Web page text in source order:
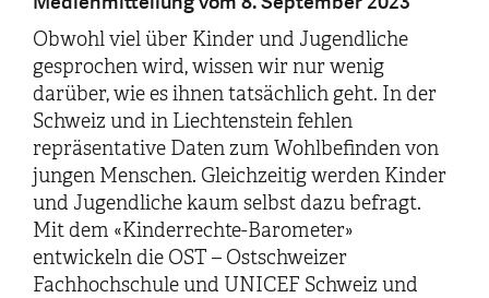
Obwohl viel über Kinder und Jugendliche
gesprochen wird, wissen wir nur wenig
darüber, wie es ihnen tatsächlich geht. In der
Schweiz und in Liechtenstein fehlen
repräsentative Daten zum Wohlbefinden von
jungen Menschen. Gleichzeitig werden Kinder
und Jugendliche kaum selbst dazu befragt.
Mit dem «Kinderrechte-Barometer»
entwickeln die OST – Ostschweizer
Fachhochschule und UNICEF Schweiz und